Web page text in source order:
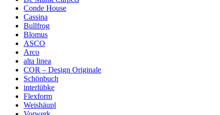
Conde House
Cassina
Bullfrog
Blomus
ASCO
Arco
alta linea
COR – Design Originale
Schönbuch
interlübke
Flexform
Weishäupl